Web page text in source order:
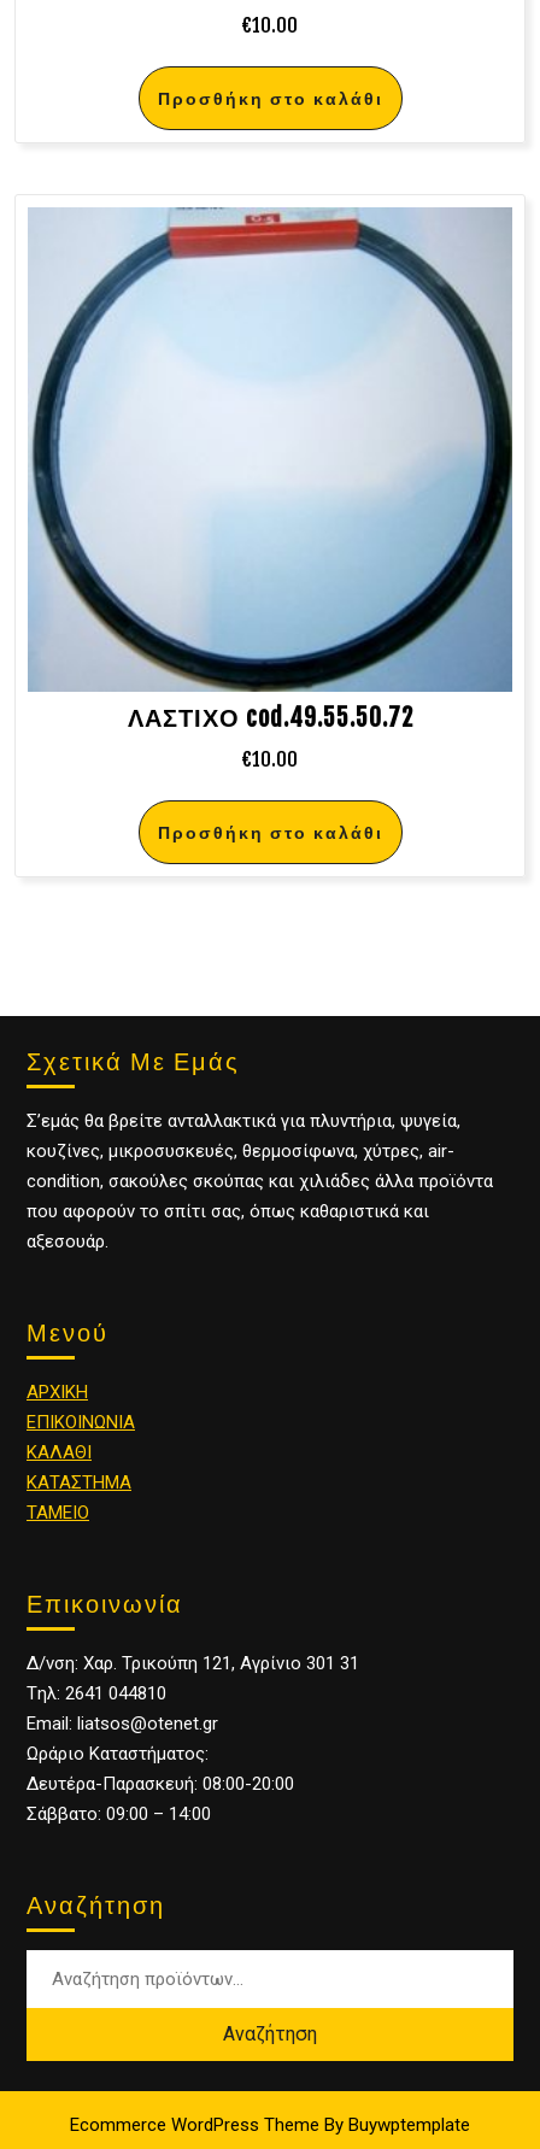
€10.00
Προσθήκη στο καλάθι
ΛΑΣΤΙΧΟ cod.49.55.50.72
€10.00
Προσθήκη στο καλάθι
Σχετικά Με Εμάς
Σ’εμάς θα βρείτε ανταλλακτικά για πλυντήρια, ψυγεία,
κουζίνες, μικροσυσκευές, θερμοσίφωνα, χύτρες, air-
condition, σακούλες σκούπας και χιλιάδες άλλα προϊόντα
που αφορούν το σπίτι σας, όπως καθαριστικά και
αξεσουάρ.
Μενού
ΑΡΧΙΚΗ
ΕΠΙΚΟΙΝΩΝΙΑ
ΚΑΛΑΘΙ
ΚΑΤΑΣΤΗΜΑ
ΤΑΜΕΙΟ
Επικοινωνία
Δ/νση: Χαρ. Τρικούπη 121, Αγρίνιο 301 31
Tηλ: 2641 044810
Email: liatsos@otenet.gr
Ωράριο Καταστήματος:
Δευτέρα-Παρασκευή: 08:00-20:00
Σάββατο: 09:00 – 14:00
Αναζήτηση
Αναζήτηση
Ecommerce WordPress Theme By Buywptemplate